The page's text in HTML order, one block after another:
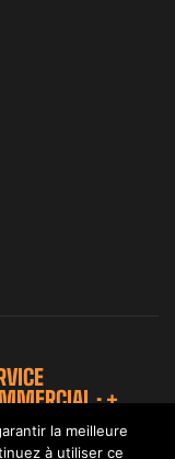
: +
la meilleure
à utiliser ce